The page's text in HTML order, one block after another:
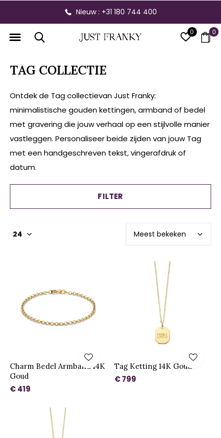
0 0
Nieuw : +31 180 744 400
TAG COLLECTIE
Ontdek de Tag collectievan Just Franky:
minimalistische gouden kettingen, armband of bedel
met gravering die jouw verhaal op een stijlvolle manier
vastleggen. Personaliseer beide zijden van jouw Tag
met een handgeschreven tekst, vingerafdruk of
datum.
FILTER
Charm Bedel Armband 14K
Goud
€ 419
Tag Ketting 14K Goud
€ 799